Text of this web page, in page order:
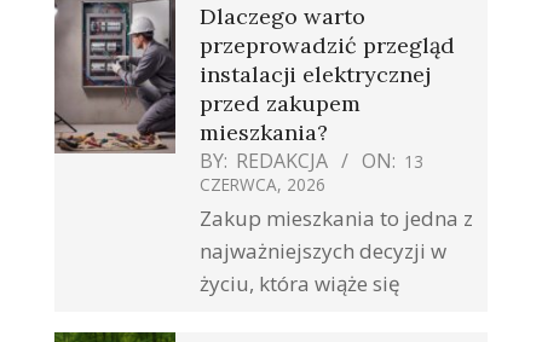
Dlaczego warto
przeprowadzić przegląd
instalacji elektrycznej
przed zakupem
mieszkania?
BY: REDAKCJA ON: 13
CZERWCA, 2026
Zakup mieszkania to jedna z
najważniejszych decyzji w
życiu, która wiąże się